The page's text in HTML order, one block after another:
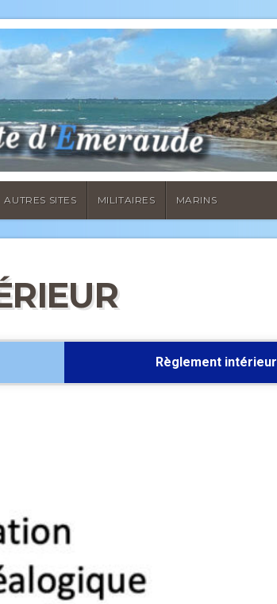
AUTRES SITES MILITAIRES MARINS
Règlement intérieur